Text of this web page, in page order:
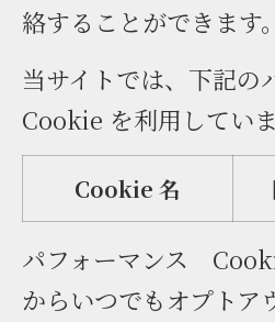
絡することができます。
当サイトでは、下記
Cookie を利用していま
Cookie 名
パフォーマンス
からいつでもオプトア